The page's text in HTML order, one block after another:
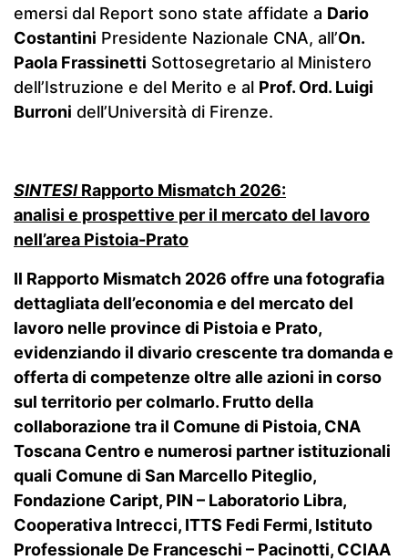
emersi dal Report sono state affidate a Dario
Costantini Presidente Nazionale CNA, all’On.
Paola Frassinetti Sottosegretario al Ministero
dell’Istruzione e del Merito e al Prof. Ord. Luigi
Burroni dell’Università di Firenze.
SINTESIRapporto Mismatch 2026:
analisi e prospettive per il mercato del lavoro
nell’area Pistoia-Prato
Il Rapporto Mismatch 2026 offre una fotografia
dettagliata dell’economia e del mercato del
lavoro nelle province di Pistoia e Prato,
evidenziando il divario crescente tra domanda e
offerta di competenze oltre alle azioni in corso
sul territorio per colmarlo. Frutto della
collaborazione tra il Comune di Pistoia, CNA
Toscana Centro e numerosi partner istituzionali
quali Comune di San Marcello Piteglio,
Fondazione Caript, PIN – Laboratorio Libra,
Cooperativa Intrecci, ITTS Fedi Fermi, Istituto
Professionale De Franceschi – Pacinotti, CCIAA